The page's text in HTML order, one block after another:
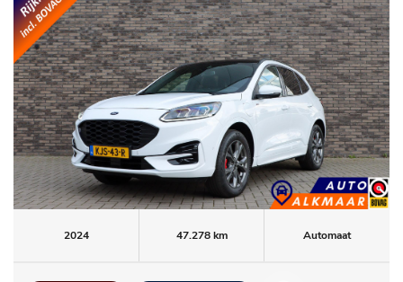
2024 47.278 km Automaat